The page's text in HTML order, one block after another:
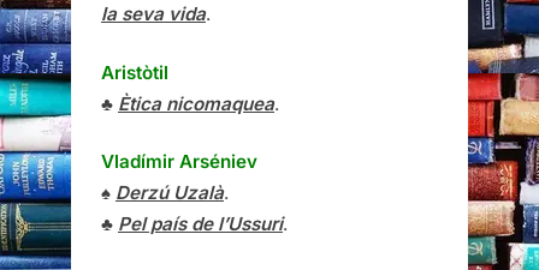
la seva vida.
Aristòtil
♣ Ètica nicomaquea.
Vladímir Arséniev
♠ Derzú Uzalà.
♣ Pel país de l’Ussuri.